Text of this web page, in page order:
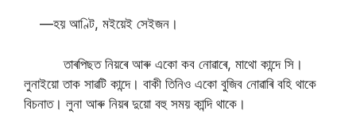
—হয় আণ্টি, মইয়েই সেইজন।
তাৰপিছত নিয়ৰে আৰু একো কব নোৱাৰে, মাথো কান্দে সি।
লুনাইয়ো তাক সাৱটি কান্দে। বাকী তিনিও একো বুজিব নোৱাৰি বহি থাকে
বিচনাত। লুনা আৰু নিয়ৰ দুয়ো বহু সময় কান্দি থাকে।